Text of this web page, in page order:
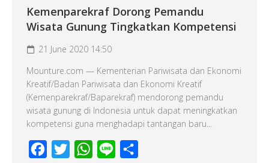
Kemenparekraf Dorong Pemandu
Wisata Gunung Tingkatkan Kompetensi
21 June 2020 14:50
Mounture.com — Kementerian Pariwisata dan Ekonomi
Kreatif/Badan Pariwisata dan Ekonomi Kreatif
(Kemenparekraf/Baparekraf) mendorong pemandu
wisata gunung di Indonesia untuk dapat meningkatkan
kompetensi guna menghadapi tantangan baru...
Facebook
Twitter WhatsApp
Line